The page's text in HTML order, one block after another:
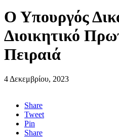
Ο Υπουργός
Διοικητικό
Πειραιά
4 Δεκεμβρίου, 2023
Share
Tweet
Pin
Share